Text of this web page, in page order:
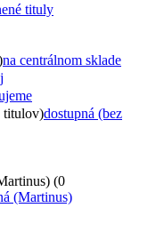
tituly
na centrálnom sklade
titulov)dostupná (bez
(0
(Martinus)